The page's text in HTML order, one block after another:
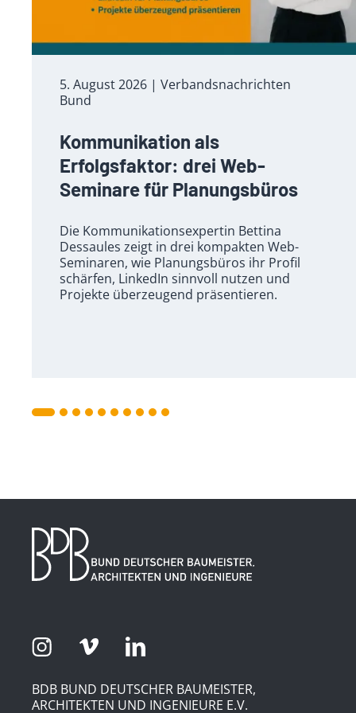
5. August 2026 | Verbandsnachrichten
Bund
Kommunikation als
Erfolgsfaktor: drei Web-
Seminare für Planungsbüros
Die Kommunikationsexpertin Bettina
Dessaules zeigt in drei kompakten Web-
Seminaren, wie Planungsbüros ihr Profil
schärfen, LinkedIn sinnvoll nutzen und
Projekte überzeugend präsentieren.
BDB BUND DEUTSCHER BAUMEISTER,
ARCHITEKTEN UND INGENIEURE E.V.